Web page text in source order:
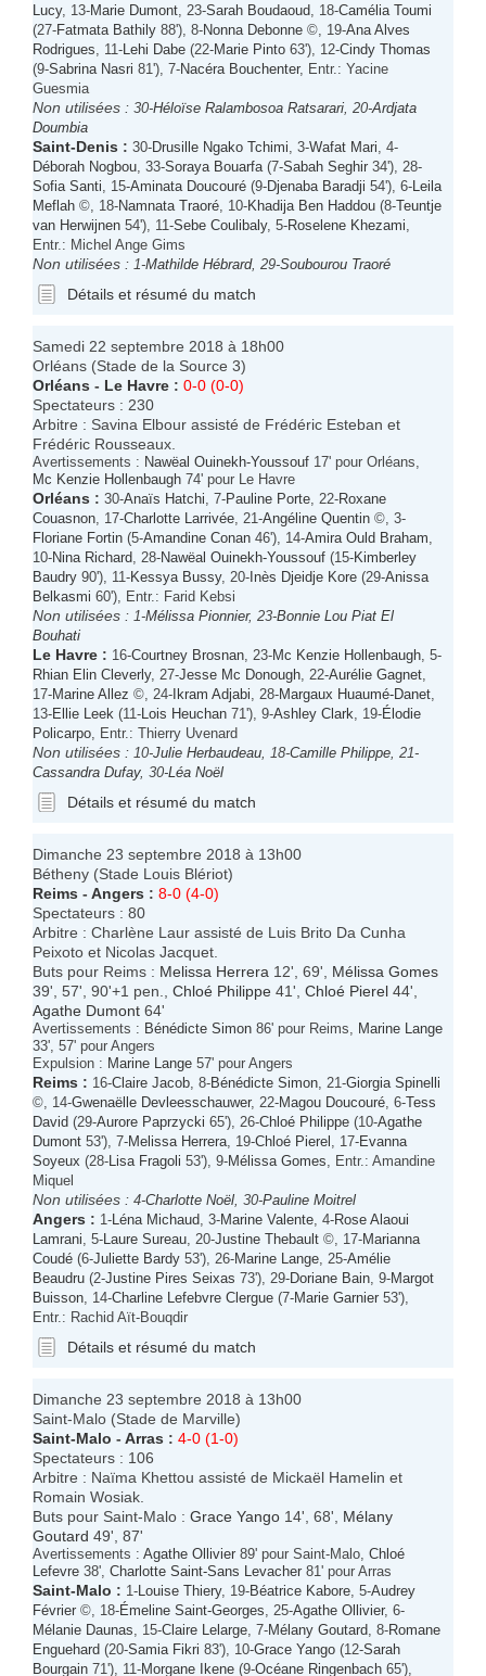
Lucy, 13-Marie Dumont , 23-Sarah Boudaoud , 18-Camélia Toumi
(27-Fatmata Bathily 88'), 8-Nonna Debonne ©, 19-Ana Alves
Rodrigues , 11- Lehi Dabe (22-Marie Pinto 63'), 12-Cindy Thomas
(9-Sabrina Nasri 81'), 7-Nacéra Bouchenter, Entr.: Yacine
Guesmia
Non utilisées : 30-Héloïse Ralambosoa Ratsarari , 20-Ardjata
Doumbia
Saint-Denis : 30-Drusille Ngako Tchimi , 3-Wafat Mari , 4-
Déborah Nogbou , 33-Soraya Bouarfa (7-Sabah Seghir 34'), 28-
Sofia Santi , 15-Aminata Doucouré (9-Djenaba Baradji 54'), 6- Leila
Meflah ©, 18-Namnata Traoré , 10-Khadija Ben Haddou (8-Teuntje
van Herwijnen 54'), 11-Sebe Coulibaly, 5-Roselene Khezami
Entr.: Michel Ange Gims
Non utilisées : 1-Mathilde Hébrard, 29-Soubourou Traoré
Détails et résumé du match
Samedi 22 septembre 2018 à 18h00
Orléans (Stade de la Source 3)
Orléans - Le Havre : 0-0 (0-0)
Spectateurs : 230
Arbitre : Savina Elbour assisté de Frédéric Esteban et
Frédéric Rousseaux.
Avertissements : Nawëal Ouinekh-Youssouf 17' pour Orléans,
Mc Kenzie Hollenbaugh 74' pour Le Havre
Orléans : 30-Anaïs Hatchi , 7-Pauline Porte , 22-Roxane
Couasnon , 17-Charlotte Larrivée , 21-Angéline Quentin ©, 3-
Floriane Fortin (5-Amandine Conan 46'), 14-Amira Ould Braham
10-Nina Richard , 28-Nawëal Ouinekh-Youssouf (15-Kimberley
Baudry 90'), 11-Kessya Bussy, 20- Inès Djeidje Kore (29-Anissa
Belkasmi 60'), Entr.: Farid Kebsi
Non utilisées : 1-Mélissa Pionnier, 23-Bonnie Lou Piat El
Bouhati
Le Havre : 16-Courtney Brosnan , 23-Mc Kenzie Hollenbaugh , 5-
Rhian Elin Cleverly, 27-Jesse Mc Donough , 22-Aurélie Gagnet
17-Marine Allez ©, 24- Ikram Adjabi , 28-Margaux Huaumé-Danet
13-Ellie Leek (11- Lois Heuchan 71'), 9-Ashley Clark , 19-Élodie
Policarpo , Entr.: Thierry Uvenard
Non utilisées : 10-Julie Herbaudeau , 18-Camille Philippe , 21-
Cassandra Dufay, 30-Léa Noël
Détails et résumé du match
Dimanche 23 septembre 2018 à 13h00
Bétheny (Stade Louis Blériot)
Reims - Angers : 8-0 (4-0)
Spectateurs : 80
Arbitre : Charlène Laur assisté de Luis Brito Da Cunha
Peixoto et Nicolas Jacquet.
Buts pour Reims : Melissa Herrera 12', 69', Mélissa Gomes
39', 57', 90'+1 pen., Chloé Philippe 41', Chloé Pierel 44',
Agathe Dumont 64'
Avertissements : Bénédicte Simon 86' pour Reims,
Marine Lange
33', 57' pour Angers
Expulsion : Marine Lange 57' pour Angers
Reims : 16-Claire Jacob , 8-Bénédicte Simon , 21-Giorgia Spinelli
©, 14-Gwenaëlle Devleesschauwer, 22-Magou Doucouré , 6-Tess
David (29-Aurore Paprzycki 65'), 26-Chloé Philippe (10-Agathe
Dumont 53'), 7-Melissa Herrera , 19-Chloé Pierel , 17-Evanna
Soyeux (28- Lisa Fragoli 53'), 9-Mélissa Gomes , Entr.: Amandine
Miquel
Non utilisées : 4-Charlotte Noël , 30-Pauline Moitrel
Angers : 1- Léna Michaud , 3-Marine Valente , 4-Rose Alaoui
Lamrani , 5- Laure Sureau , 20-Justine Thebault ©, 17-Marianna
Coudé (6-Juliette Bardy 53'), 26-Marine Lange , 25-Amélie
Beaudru (2-Justine Pires Seixas 73'), 29-Doriane Bain , 9-Margot
Buisson , 14-Charline Lefebvre Clergue (7-Marie Garnier 53'),
Entr.: Rachid Aït-Bouqdir
Détails et résumé du match
Dimanche 23 septembre 2018 à 13h00
Saint-Malo (Stade de Marville)
Saint-Malo - Arras : 4-0 (1-0)
Spectateurs : 106
Arbitre : Naïma Khettou assisté de Mickaël Hamelin et
Romain Wosiak.
Buts pour Saint-Malo : Grace Yango 14', 68', Mélany
Goutard 49', 87'
Avertissements : Agathe Ollivier 89' pour Saint-Malo, Chloé
Lefevre 38', Charlotte Saint-Sans Levacher 81' pour Arras
Saint-Malo : 1- Louise Thiery, 19-Béatrice Kabore , 5-Audrey
Février ©, 18-Émeline Saint-Georges , 25-Agathe Ollivier, 6-
Mélanie Daunas , 15-Claire Lelarge , 7-Mélany Goutard , 8-Romane
Enguehard (20-Samia Fikri 83'), 10-Grace Yango (12-Sarah
Bourgain 71'), 11-Morgane Ikene (9-Océane Ringenbach 65'),